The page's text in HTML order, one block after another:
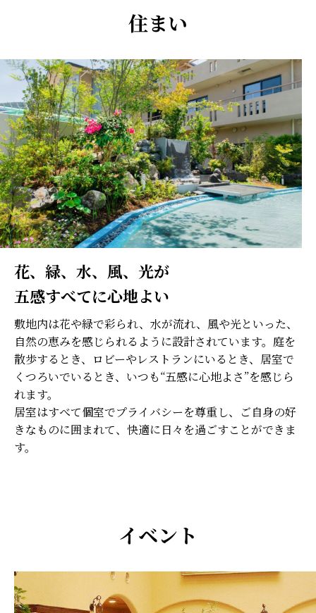
住まい
花、緑、水、風、光が
五感すべてに心地よい
敷地内は花や緑で彩られ、水が流れ、風や光といった、
自然の恵みを感じられるように設計されています。庭を
散歩するとき、ロビーやレストランにいるとき、居室で
くつろいでいるとき、いつも“五感に心地よさ”を感じら
れます。
居室はすべて個室でプライバシーを尊重し、ご自身の好
きなものに囲まれて、快適に日々を過ごすことができま
す。
イベント